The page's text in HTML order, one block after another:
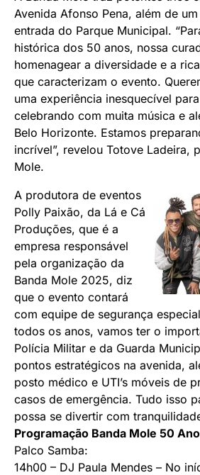
Avenida Afonso Pena, além de
entrada do Parque Municipal.
histórica dos 50 anos, nossa
homenagear a diversidade e a
que caracterizam o evento.
uma experiência inesquecível
celebrando com muita música e
Belo Horizonte. Estamos
incrível”, revelou Totove Ladeira,
Mole.
A produtora de eventos
Polly Paixão, da Lá e Cá
Produções, que é a
empresa responsável
pela organização da
Banda Mole 2025, diz
que o evento contará
com equipe de segurança
todos os anos, vamos ter o
Polícia Militar e da Guarda
pontos estratégicos na avenida,
posto médico e UTI’s móveis de
casos de emergência. Tudo isso
possa se divertir com
Programação Banda Mole 50
Palco Samba:
14h00 – DJ Paula Mendes – No